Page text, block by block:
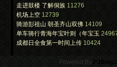
走进鼓楼 了解侗族 11276
机场上空 12739
骑游彭祖山 朝圣齐山双佛 14109
单车骑行青海年宝叶则（年宝玉
成都日全食第一时间上传 10424
.
Powered By